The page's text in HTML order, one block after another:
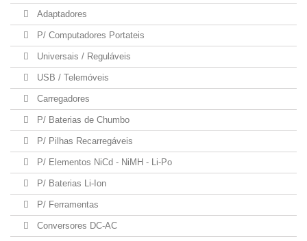
Adaptadores
P/ Computadores Portateis
Universais / Reguláveis
USB / Telemóveis
Carregadores
P/ Baterias de Chumbo
P/ Pilhas Recarregáveis
P/ Elementos NiCd - NiMH - Li-Po
P/ Baterias Li-Ion
P/ Ferramentas
Conversores DC-AC